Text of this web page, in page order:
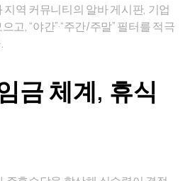
역 커뮤니티의 알바 게시판, 기업
고, “야간”·“주간/주말” 필터를 적극
금 체계, 휴식